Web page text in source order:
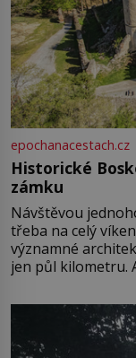
epochanacestach.cz
Historické
zámku
Návštěvou
třeba na celý
významné
jen půl kilometru.
Boskovice na
ve13. století, a